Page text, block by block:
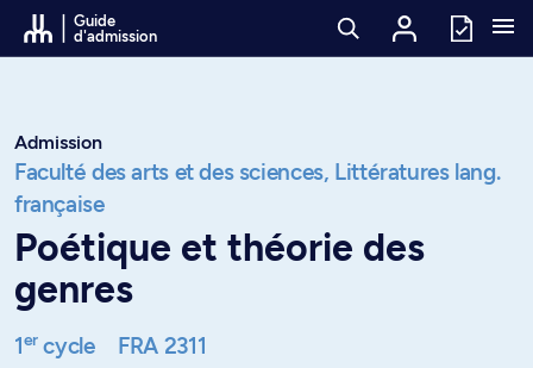
Passer au contenu
Guide
d'admission
Admission
Faculté des arts et des sciences, Littératures lang.
française
Poétique et théorie des
genres
1ercycle FRA 2311